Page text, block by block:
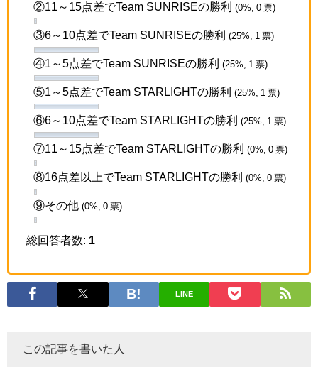
②11～15点差でTeam SUNRISEの勝利 (0%, 0 票)
③6～10点差でTeam SUNRISEの勝利 (25%, 1 票)
④1～5点差でTeam SUNRISEの勝利 (25%, 1 票)
⑤1～5点差でTeam STARLIGHTの勝利 (25%, 1 票)
⑥6～10点差でTeam STARLIGHTの勝利 (25%, 1 票)
⑦11～15点差でTeam STARLIGHTの勝利 (0%, 0 票)
⑧16点差以上でTeam STARLIGHTの勝利 (0%, 0 票)
⑨その他 (0%, 0 票)
総回答者数: 1
LINE
この記事を書いた人